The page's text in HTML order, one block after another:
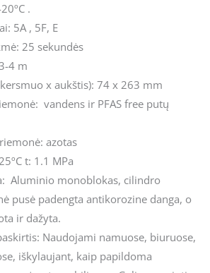
.
5A , 5F, E
25 sekundės
4 m
x aukštis): 74 x 263 mm
vandens ir PFAS free putų
azotas
t: 1.1 MPa
Aluminio monoblokas, cilindro
pusė padengta antikorozine danga, o
ir dažyta.
Naudojami namuose, biuruose,
iškylaujant, kaip papildoma